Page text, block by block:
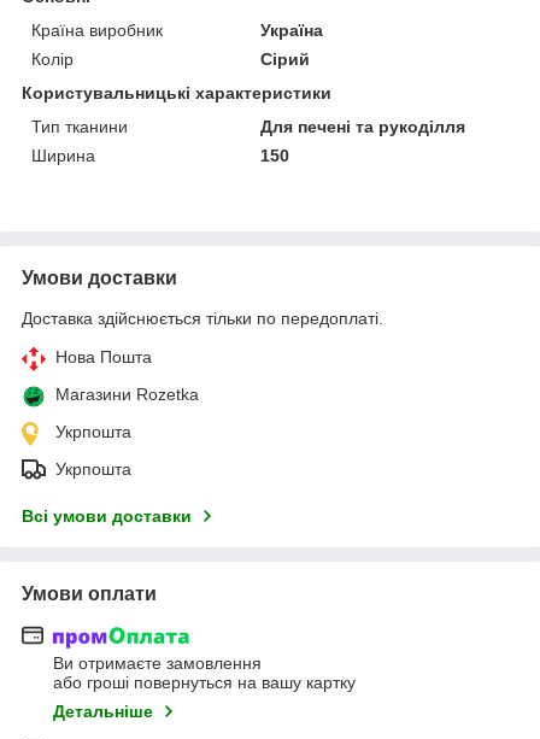
Країна виробник
Україна
Колір
Сірий
Користувальницькі характеристики
Тип тканини
Для печені та рукоділля
Ширина
150
Умови доставки
Доставка здійснюється тільки по передоплаті.
Нова Пошта
Магазини Rozetka
Укрпошта
Укрпошта
Всі умови доставки
Умови оплати
Ви отримаєте замовлення
або гроші повернуться на вашу картку
Детальніше